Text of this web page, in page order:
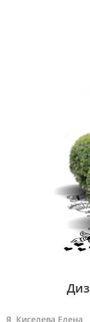
Я, Киселева Елена